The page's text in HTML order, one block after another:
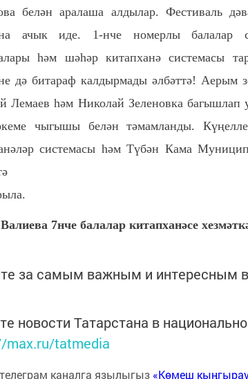
белән аралаша алдылар. Фестиваль
ачык иде. 1-нче номерлы балалар
һәм шәһәр китапханә системасы
дә битараф калдырмады әлбәттә! Аерым
Лемаев һәм Николай Зеленовка
чыгышы белән тәмамланды.
системасы һәм Түбән Кама
Валиева 7нче балалар китапханәсе
за самым важным и интересным в
новости Татарстана в
max.ru/tatmedia
каналга язылыгыз «Көмеш